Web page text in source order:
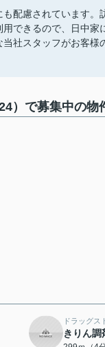
配慮されています
できるので、日中
社スタッフがお客
）で募集中の物
ドラッグス
きりん調